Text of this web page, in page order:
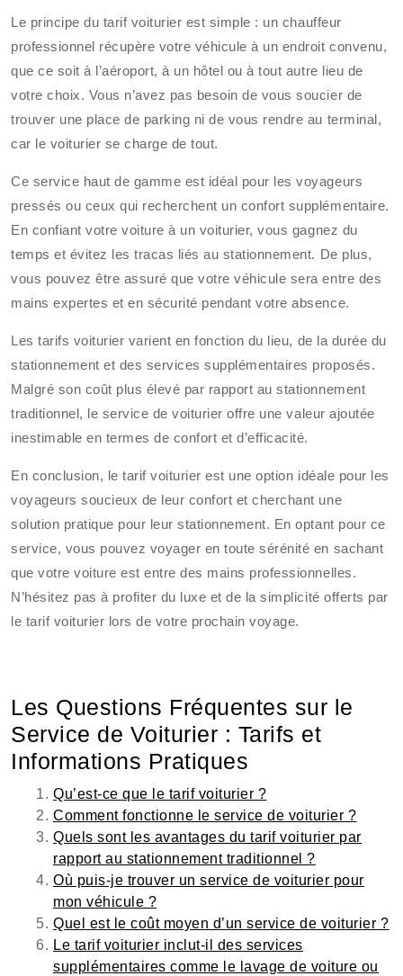
Le principe du tarif voiturier est simple : un chauffeur
professionnel récupère votre véhicule à un endroit convenu,
que ce soit à l’aéroport, à un hôtel ou à tout autre lieu de
votre choix. Vous n’avez pas besoin de vous soucier de
trouver une place de parking ni de vous rendre au terminal,
car le voiturier se charge de tout.
Ce service haut de gamme est idéal pour les voyageurs
pressés ou ceux qui recherchent un confort supplémentaire.
En confiant votre voiture à un voiturier, vous gagnez du
temps et évitez les tracas liés au stationnement. De plus,
vous pouvez être assuré que votre véhicule sera entre des
mains expertes et en sécurité pendant votre absence.
Les tarifs voiturier varient en fonction du lieu, de la durée du
stationnement et des services supplémentaires proposés.
Malgré son coût plus élevé par rapport au stationnement
traditionnel, le service de voiturier offre une valeur ajoutée
inestimable en termes de confort et d’efficacité.
En conclusion, le tarif voiturier est une option idéale pour les
voyageurs soucieux de leur confort et cherchant une
solution pratique pour leur stationnement. En optant pour ce
service, vous pouvez voyager en toute sérénité en sachant
que votre voiture est entre des mains professionnelles.
N’hésitez pas à profiter du luxe et de la simplicité offerts par
le tarif voiturier lors de votre prochain voyage.
Les Questions Fréquentes sur le
Service de Voiturier : Tarifs et
Informations Pratiques
Qu’est-ce que le tarif voiturier ?
Comment fonctionne le service de voiturier ?
Quels sont les avantages du tarif voiturier par
rapport au stationnement traditionnel ?
Où puis-je trouver un service de voiturier pour
mon véhicule ?
Quel est le coût moyen d’un service de voiturier ?
Le tarif voiturier inclut-il des services
supplémentaires comme le lavage de voiture ou